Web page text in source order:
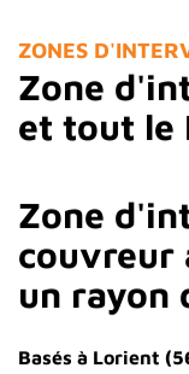
ZONES
Zone
et tout le
Zone
couvreur
un rayon
Basés à Lorient